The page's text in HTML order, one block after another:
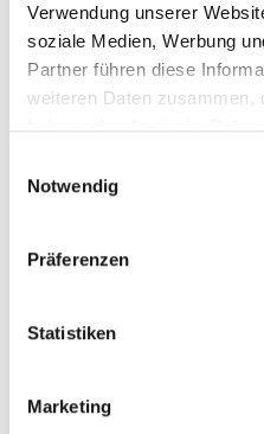
Verwendung unserer
soziale Medien, Werbung
Partner führen diese
weiteren Daten zusammen,
haben oder die sie im
Notwendig
Präferenzen
Statistiken
Marketing
Steinart
Diamant
Alternativ
1